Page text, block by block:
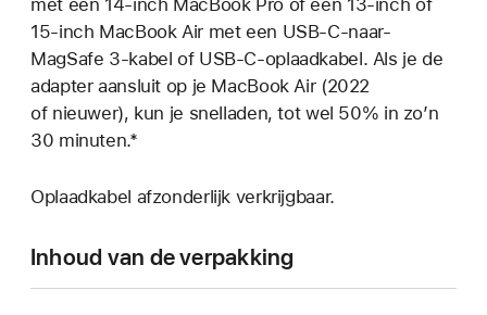
met een 14‑inch MacBook Pro of een 13‑inch of
15‑inch MacBook Air met een USB‑C-naar-
MagSafe 3-kabel of USB‑C-oplaad­kabel. Als je de
adapter aansluit op je MacBook Air (2022
of nieuwer), kun je snel­laden, tot wel 50% in zo’n
30 minuten.*
Oplaadkabel afzonderlijk verkrijgbaar.
Inhoud van de verpakking